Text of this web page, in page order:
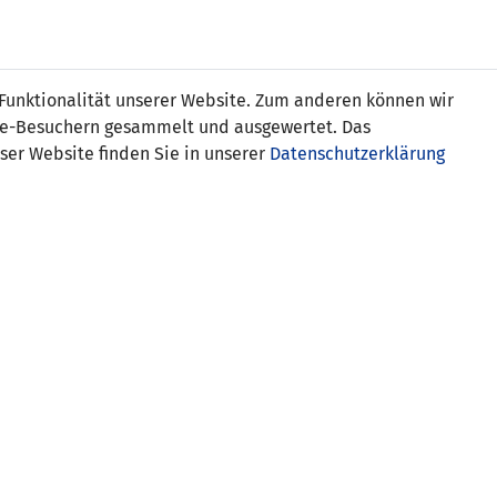
NATIONALE
WETTBEWERBE
MEDIEN
unserer Website. Zum anderen können wir
gesammelt und ausgewertet. Das
Website finden Sie in unserer Datenschutzerklärung